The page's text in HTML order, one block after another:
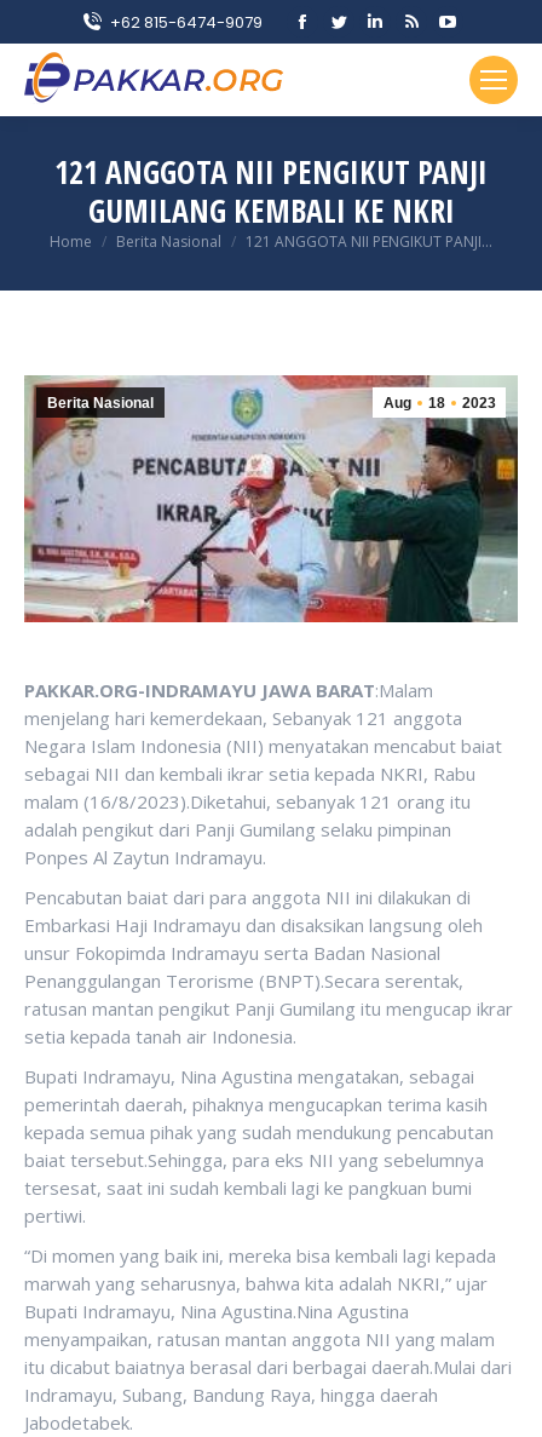
+62 815-6474-9079
Facebook
in
window
Twitter
in
window
Linkedin
in
window
Rss
opens
in
window
YouTube
page
opens
in
window
121 ANGGOTA NII PENGIKUT PANJI
GUMILANG KEMBALI KE NKRI
You are here:
Home Berita Nasional 121 ANGGOTA NII PENGIKUT PANJI…
Aug 18 2023
Berita Nasional
PAKKAR.ORG-INDRAMAYU JAWA BARAT:Malam
menjelang hari kemerdekaan, Sebanyak 121 anggota
Negara Islam Indonesia (NII) menyatakan mencabut baiat
sebagai NII dan kembali ikrar setia kepada NKRI, Rabu
malam (16/8/2023).Diketahui, sebanyak 121 orang itu
adalah pengikut dari Panji Gumilang selaku pimpinan
Ponpes Al Zaytun Indramayu.
Pencabutan baiat dari para anggota NII ini dilakukan di
Embarkasi Haji Indramayu dan disaksikan langsung oleh
unsur Fokopimda Indramayu serta Badan Nasional
Penanggulangan Terorisme (BNPT).Secara serentak,
ratusan mantan pengikut Panji Gumilang itu mengucap ikrar
setia kepada tanah air Indonesia.
Bupati Indramayu, Nina Agustina mengatakan, sebagai
pemerintah daerah, pihaknya mengucapkan terima kasih
kepada semua pihak yang sudah mendukung pencabutan
baiat tersebut.Sehingga, para eks NII yang sebelumnya
tersesat, saat ini sudah kembali lagi ke pangkuan bumi
pertiwi.
“Di momen yang baik ini, mereka bisa kembali lagi kepada
marwah yang seharusnya, bahwa kita adalah NKRI,” ujar
Bupati Indramayu, Nina Agustina.Nina Agustina
menyampaikan, ratusan mantan anggota NII yang malam
itu dicabut baiatnya berasal dari berbagai daerah.Mulai dari
Indramayu, Subang, Bandung Raya, hingga daerah
Jabodetabek.